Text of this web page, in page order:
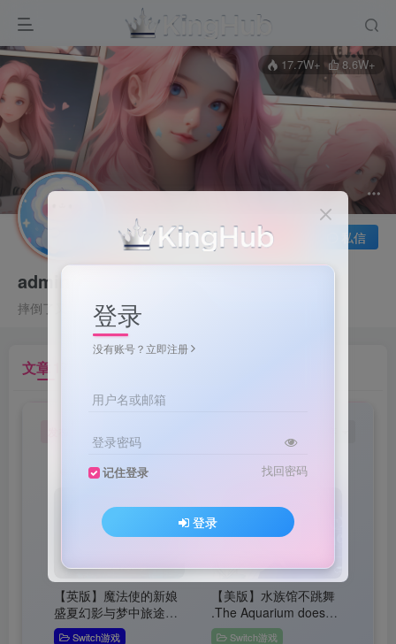
17.7W+ 8.6W+
admin
摔倒了又怎样，至少我们还年轻
关注 私信
文章
【英版】魔法使的新娘
盛夏幻影与梦中旅途
.The Ancient Magus’
Switch游戏
【美版】水族馆不跳舞
.The Aquarium does
not dance 中文
Switch游戏
登录
没有账号？立即注册
用户名或邮箱
登录密码
记住登录 找回密码
登录